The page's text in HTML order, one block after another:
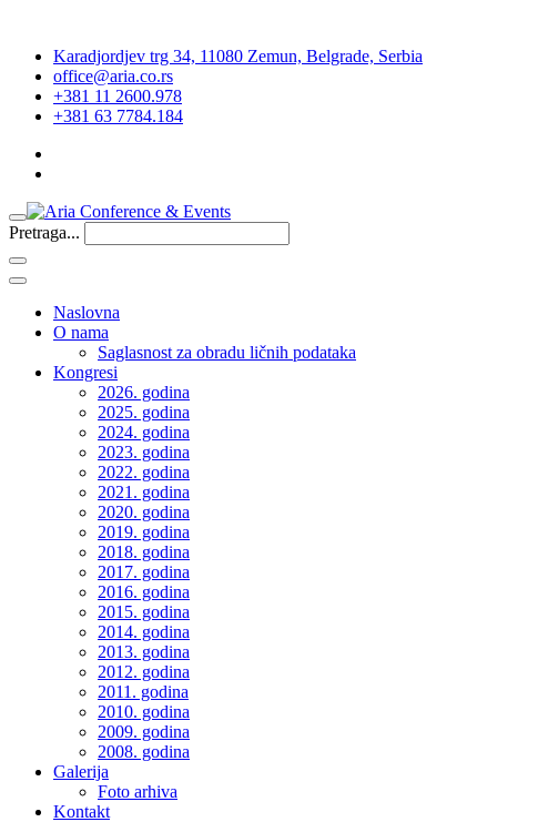
Karadjordjev trg 34, 11080 Zemun, Belgrade, Serbia
office@aria.co.rs
+381 11 2600.978
+381 63 7784.184
Pretraga...
Naslovna
O nama
Saglasnost za obradu ličnih podataka
Kongresi
2026. godina
2025. godina
2024. godina
2023. godina
2022. godina
2021. godina
2020. godina
2019. godina
2018. godina
2017. godina
2016. godina
2015. godina
2014. godina
2013. godina
2012. godina
2011. godina
2010. godina
2009. godina
2008. godina
Galerija
Foto arhiva
Kontakt